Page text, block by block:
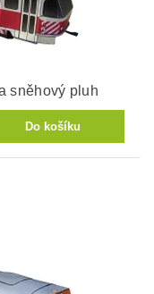
sněhový pluh